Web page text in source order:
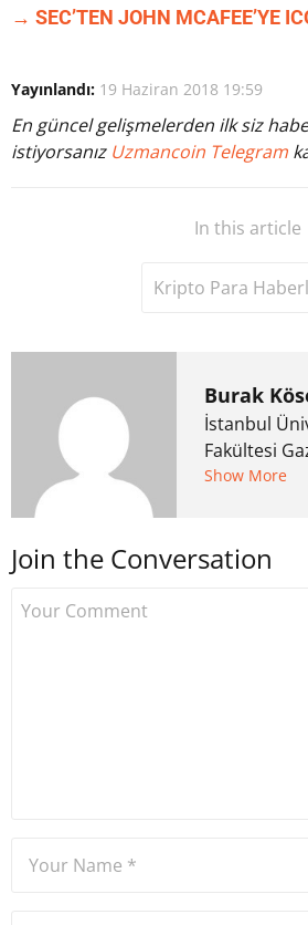
→ SEC’TEN JOHN MCAFEE’YE
Yayınlandı: 19 Haziran 2018 19:59
En güncel gelişmelerden ilk siz
istiyorsanız Uzmancoin Telegram
In this article
Kripto Para
Burak
İstanbul
Fakültesi
mezunu. 6
kurdu.
Show More
Join the Conversation